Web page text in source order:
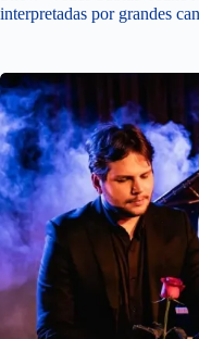
interpretadas por grandes